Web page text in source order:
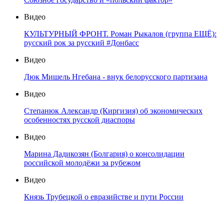
Видео
КУЛЬТУРНЫЙ ФРОНТ. Роман Рыкалов (группа ЕЩЁ):
русский рок за русский #Донбасс
Видео
Дюк Мишель Нгебана - внук белорусского партизана
Видео
Степанюк Александр (Киргизия) об экономических
особенностях русской диаспоры
Видео
Марина Дадикозян (Болгария) о консолидации
российской молодёжи за рубежом
Видео
Князь Трубецкой о евразийстве и пути России